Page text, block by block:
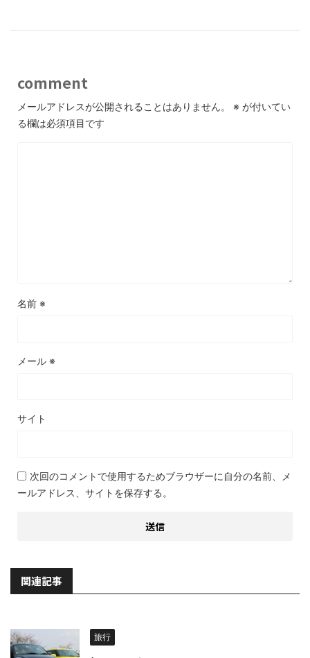
comment
メールアドレスが公開されることはありません。 ※ が付いてい
る欄は必須項目です
名前 ※
メール ※
サイト
次回のコメントで使用するためブラウザーに自分の名前、メ
ールアドレス、サイトを保存する。
関連記事
旅行